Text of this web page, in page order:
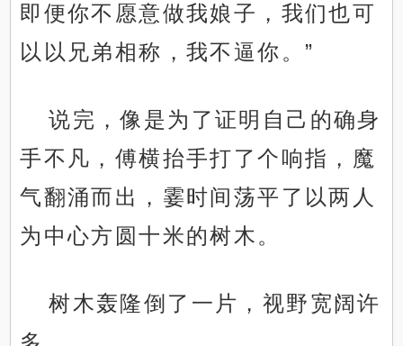
即便你不愿意做我娘子，我们也可
以以兄弟相称，我不逼你。”
说完，像是为了证明自己的确身
手不凡，傅横抬手打了个响指，魔
气翻涌而出，霎时间荡平了以两人
为中心方圆十米的树木。
树木轰隆倒了一片，视野宽阔许